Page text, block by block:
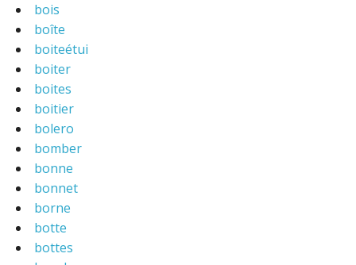
bois
boîte
boiteétui
boiter
boites
boitier
bolero
bomber
bonne
bonnet
borne
botte
bottes